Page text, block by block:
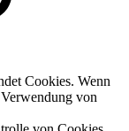
Cookies. Wenn
von